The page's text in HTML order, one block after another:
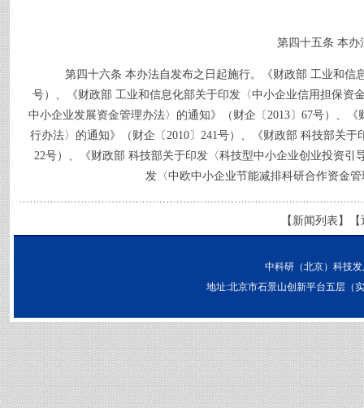
第四十五条 本办
第四十六条 本办法自发布之日起施行。《财政部 工业和信
号）、《财政部 工业和信息化部关于印发〈中小企业信用担保资
中小企业发展资金管理办法〉的通知》（财企〔 2013〕 67号）、《
行办法〉的通知》（财企〔 2010〕 241号）、《财政部 科技部关于
22号）、《财政部 科技部关于印发〈科技型中小企业创业投资引
发〈中欧中小企业节能减排科研合作资金
【 新闻列表 】【
中科研（北京）科技
地址:北京市石景山创新平台五层（